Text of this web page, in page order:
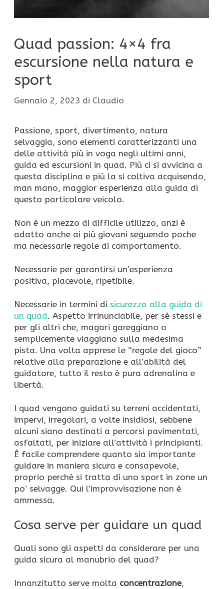
Quad passion: 4×4 fra
escursione nella natura e
sport
Gennaio 2, 2023 di Claudio
Passione, sport, divertimento, natura
selvaggia, sono elementi caratterizzanti una
delle attività più in voga negli ultimi anni,
guida ed escursioni in quad. Più ci si avvicina a
questa disciplina e più la si coltiva acquisendo,
man mano, maggior esperienza alla guida di
questo particolare veicolo.
Non è un mezzo di difficile utilizzo, anzi è
adatto anche ai più giovani seguendo poche
ma necessarie regole di comportamento.
Necessarie per garantirsi un’esperienza
positiva, piacevole, ripetibile.
Necessarie in termini di sicurezza alla guida di
un quad. Aspetto irrinunciabile, per sé stessi e
per gli altri che, magari gareggiano o
semplicemente viaggiano sulla medesima
pista. Una volta apprese le “regole del gioco”
relative alla preparazione e all’abilità del
guidatore, tutto il resto è pura adrenalina e
libertà.
I quad vengono guidati su terreni accidentati,
impervi, irregolari, a volte insidiosi, sebbene
alcuni siano destinati a percorsi pavimentati,
asfaltati, per iniziare all’attività i principianti.
È facile comprendere quanto sia importante
guidare in maniera sicura e consapevole,
proprio perché si tratta di uno sport in zone un
po’ selvagge. Qui l’improvvisazione non è
ammessa.
Cosa serve per guidare un quad
Quali sono gli aspetti da considerare per una
guida sicura al manubrio del quad?
Innanzitutto serve molta concentrazione,